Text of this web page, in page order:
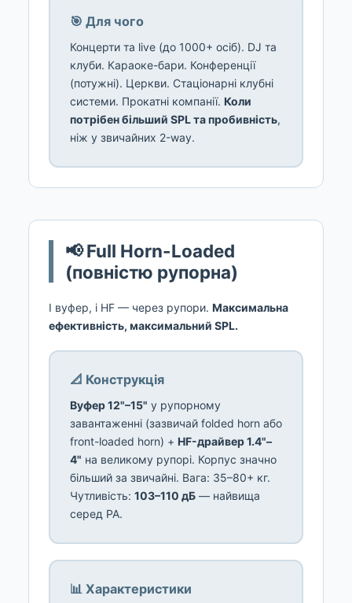
🎯 Для чого
Концерти та live (до 1000+ осіб). DJ та
клуби. Караоке-бари. Конференції
(потужні). Церкви. Стаціонарні клубні
системи. Прокатні компанії. Коли
потрібен більший SPL та пробивність,
ніж у звичайних 2-way.
📢 Full Horn-Loaded
(повністю рупорна)
І вуфер, і HF — через рупори. Максимальна
ефективність, максимальний SPL.
📐 Конструкція
Вуфер 12"–15" у рупорному
завантаженні (зазвичай folded horn або
front-loaded horn) + HF-драйвер 1.4"–
4" на великому рупорі. Корпус значно
більший за звичайні. Вага: 35–80+ кг.
Чутливість: 103–110 дБ — найвища
серед PA.
📊 Характеристики